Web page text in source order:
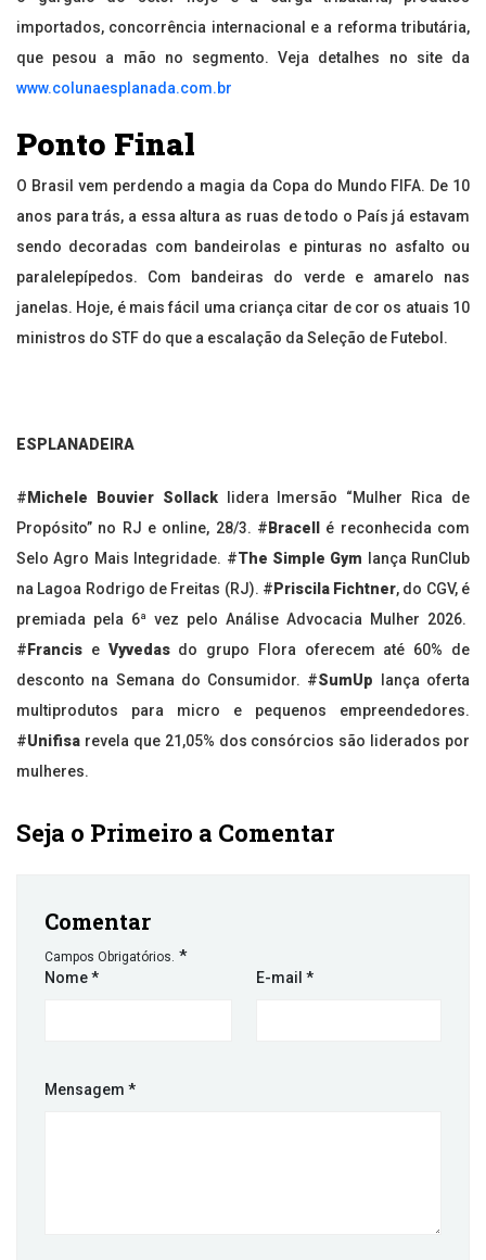
importados, concorrência internacional e a reforma tributária,
que pesou a mão no segmento. Veja detalhes no site da
www.colunaesplanada.com.br
Ponto Final
O Brasil vem perdendo a magia da Copa do Mundo FIFA. De 10
anos para trás, a essa altura as ruas de todo o País já estavam
sendo decoradas com bandeirolas e pinturas no asfalto ou
paralelepípedos. Com bandeiras do verde e amarelo nas
janelas. Hoje, é mais fácil uma criança citar de cor os atuais 10
ministros do STF do que a escalação da Seleção de Futebol.
ESPLANADEIRA
# Michele Bouvier Sollacklidera Imersão “Mulher Rica de
Propósito” no RJ e online, 28/3. # Bracell
é reconhecida com
Selo Agro Mais Integridade. #The Simple Gym lança RunClub
na Lagoa Rodrigo de Freitas (RJ). # Priscila Fichtner, do CGV, é
premiada pela 6ª vez pelo Análise Advocacia Mulher 2026.
# Francis eVyvedasdo grupo Flora oferecem até 60% de
desconto na Semana do Consumidor. #SumUp lança oferta
multiprodutos para micro e pequenos empreendedores.
#Unifisa revela que 21,05% dos consórcios são liderados por
mulheres.
Seja o Primeiro a Comentar
Comentar
Campos Obrigatórios. *
Nome* E-mail *
Mensagem *